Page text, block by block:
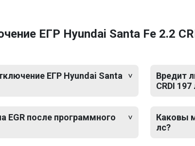
ЕГР Hyundai Santa Fe 2.2
ЕГР Hyundai Santa
EGR после программного
Вредит
CRDI 197
Каковы
лс?